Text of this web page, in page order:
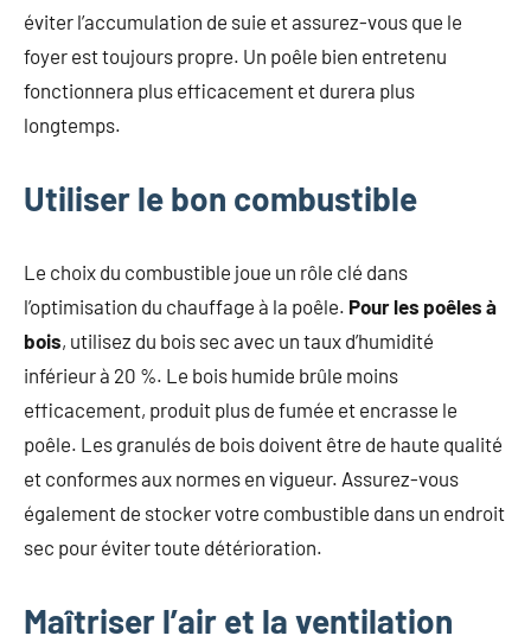
éviter l’accumulation de suie et assurez-vous que le
foyer est toujours propre. Un poêle bien entretenu
fonctionnera plus efficacement et durera plus
longtemps.
Utiliser le bon combustible
Le choix du combustible joue un rôle clé dans
l’optimisation du chauffage à la poêle. Pour les poêles à
bois, utilisez du bois sec avec un taux d’humidité
inférieur à 20 %. Le bois humide brûle moins
efficacement, produit plus de fumée et encrasse le
poêle. Les granulés de bois doivent être de haute qualité
et conformes aux normes en vigueur. Assurez-vous
également de stocker votre combustible dans un endroit
sec pour éviter toute détérioration.
Maîtriser l’air et la ventilation